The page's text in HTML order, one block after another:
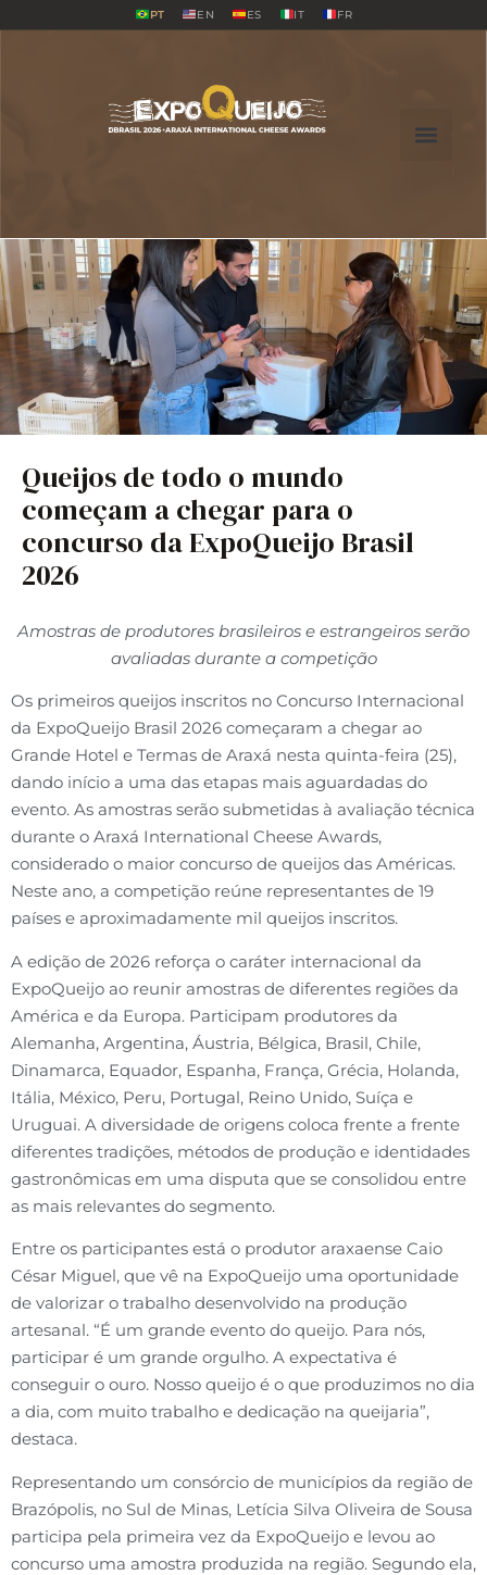
PT EN ES IT FR
Queijos de todo o mundo
começam a chegar para o
concurso da ExpoQueijo Brasil
2026
Amostras de produtores brasileiros e estrangeiros serão
avaliadas durante a competição
Os primeiros queijos inscritos no Concurso Internacional
da ExpoQueijo Brasil 2026 começaram a chegar ao
Grande Hotel e Termas de Araxá nesta quinta-feira (25),
dando início a uma das etapas mais aguardadas do
evento. As amostras serão submetidas à avaliação técnica
durante o Araxá International Cheese Awards,
considerado o maior concurso de queijos das Américas.
Neste ano, a competição reúne representantes de 19
países e aproximadamente mil queijos inscritos.
A edição de 2026 reforça o caráter internacional da
ExpoQueijo ao reunir amostras de diferentes regiões da
América e da Europa. Participam produtores da
Alemanha, Argentina, Áustria, Bélgica, Brasil, Chile,
Dinamarca, Equador, Espanha, França, Grécia, Holanda,
Itália, México, Peru, Portugal, Reino Unido, Suíça e
Uruguai. A diversidade de origens coloca frente a frente
diferentes tradições, métodos de produção e identidades
gastronômicas em uma disputa que se consolidou entre
as mais relevantes do segmento.
Entre os participantes está o produtor araxaense Caio
César Miguel, que vê na ExpoQueijo uma oportunidade
de valorizar o trabalho desenvolvido na produção
artesanal. “É um grande evento do queijo. Para nós,
participar é um grande orgulho. A expectativa é
conseguir o ouro. Nosso queijo é o que produzimos no dia
a dia, com muito trabalho e dedicação na queijaria”,
destaca.
Representando um consórcio de municípios da região de
Brazópolis, no Sul de Minas, Letícia Silva Oliveira de Sousa
participa pela primeira vez da ExpoQueijo e levou ao
concurso uma amostra produzida na região. Segundo ela,